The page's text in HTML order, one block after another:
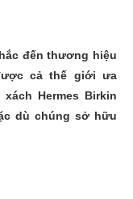
đến thương hiệu
cả thế giới ưa
Hermes Birkin
dù chúng sở hữu